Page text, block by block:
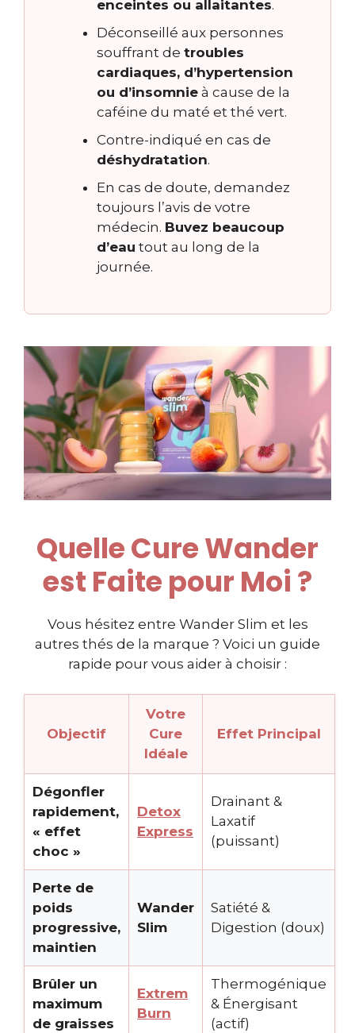
enceintes ou allaitantes.
Déconseillé aux personnes
souffrant de troubles
cardiaques, d’hypertension
ou d’insomnie à cause de la
caféine du maté et thé vert.
Contre-indiqué en cas de
déshydratation.
En cas de doute, demandez
toujours l’avis de votre
médecin. Buvez beaucoup
d’eau tout au long de la
journée.
Quelle Cure Wander
est Faite pour Moi ?
Vous hésitez entre Wander Slim et les
autres thés de la marque ? Voici un guide
rapide pour vous aider à choisir :
Objectif
Votre
Cure
Idéale
Effet Principal
Dégonfler
rapidement,
« effet
choc »
Detox
Express
Drainant &
Laxatif
(puissant)
Perte de
poids
progressive,
maintien
Wander
Slim
Satiété &
Digestion (doux)
Brûler un
maximum
de graisses
Extrem
Burn
Thermogénique
& Énergisant
(actif)